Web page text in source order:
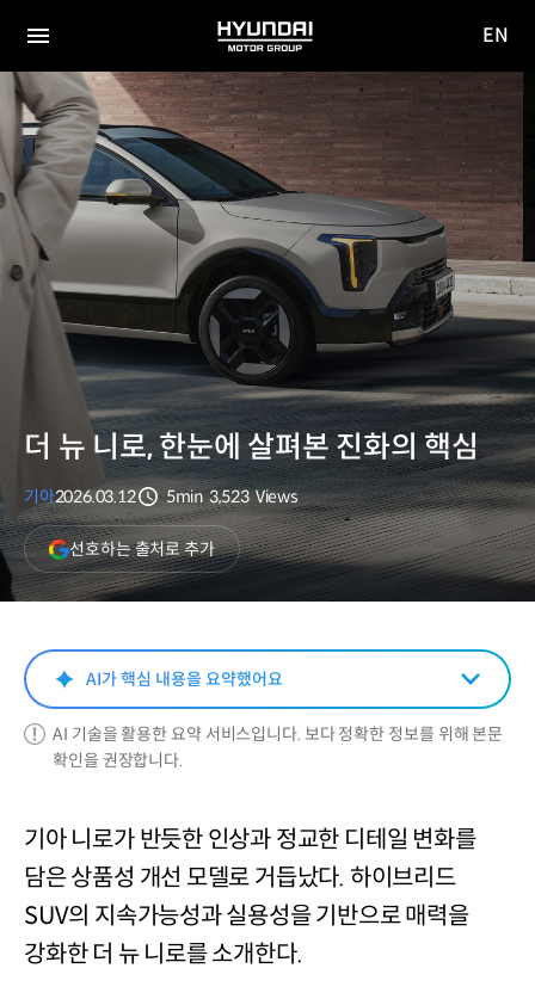
전체
메뉴
HYUNDAI
MOTOR
GROUP
사이
이동
EN
더 뉴 니로, 한눈에 살펴본 진화의 핵심
기아2026.03.12
분량
5min
조회수
3,523 Views
선호하는 출처로 추가(새
창
열림)
AI가 핵심 내용을 요약했어요
AI 기술을 활용한 요약 서비스입니다. 보다 정확한 정보를 위해 본문
확인을 권장합니다.
기아 니로가 반듯한 인상과 정교한 디테일 변화를
담은 상품성 개선 모델로 거듭났다. 하이브리드
SUV의 지속가능성과 실용성을 기반으로 매력을
강화한 더 뉴 니로를 소개한다.